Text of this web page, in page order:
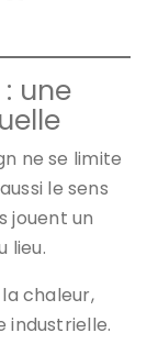
une
ne se limite
le sens
jouent un
lieu.
chaleur,
industrielle.